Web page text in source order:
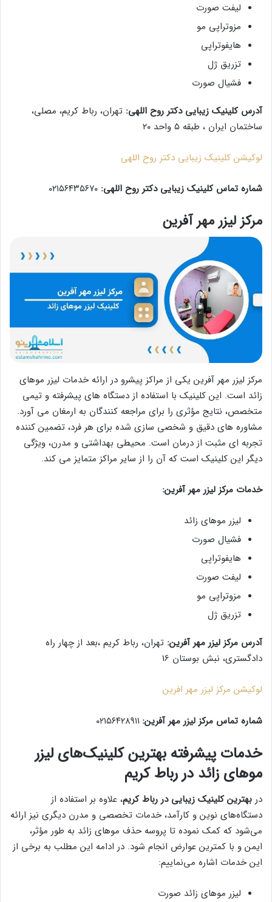
لیفت صورت
مزوتراپی مو
هایفوتراپی
تزریق ژل
فشیال صورت
آدرس کلینیک زیبایی دکتر روح اللهی: تهران، رباط کریم، مصلی،
ساختمان ایران ، طبقه ۵ واحد ۲۰
لوکیشن کلینیک زیبایی دکتر روح اللهی
شماره تماس کلینیک زیبایی دکتر روح اللهی:
مرکز لیزر مهر آفرین
مرکز لیزر مهر آفرین یکی از مراکز پیشرو در ارائه خدمات لیزر موهای
زائد است. این کلینیک با استفاده از دستگاه‌ های پیشرفته و تیمی
متخصص، نتایج مؤثری را برای مراجعه‌ کنندگان به ارمغان می‌ آورد.
مشاوره‌ های دقیق و شخصی‌ سازی‌ شده برای هر فرد، تضمین‌ کننده
تجربه‌ ای مثبت از درمان است. محیطی بهداشتی و مدرن، ویژگی
دیگر این کلینیک است که آن را از سایر مراکز متمایز می‌ کند.
خدمات مرکز لیزر مهر آفرین:
لیزر موهای زائد
فشیال صورت
هایفوتراپی
لیفت صورت
مزوتراپی مو
تزریق ژل
آدرس مرکز لیزر مهر آفرین: تهران، رباط کریم‌ ،بعد از چهار راه
دادگستری، نبش بوستان 16
لوکیشن مرکز لیزر مهر افرین
شماره تماس مرکز لیزر مهر آفرین: ۰۲۱۵۶۴۲۸۹۱۱
خدمات پیشرفته بهترین کلینیک‌های لیزر
موهای زائد در رباط کریم
در بهترین کلینیک زیبایی در رباط کریم، علاوه بر استفاده از
دستگاه‌های نوین و کارآمد، خدمات تخصصی و مدرن دیگری نیز ارائه
می‌شود که کمک نموده تا پروسه حذف موهای زائد به‌ طور مؤثر،
ایمن و با کمترین عوارض انجام شود. در ادامه این مطلب به برخی از
این خدمات اشاره می‌نماییم:
لیزر موهای زائد صورت